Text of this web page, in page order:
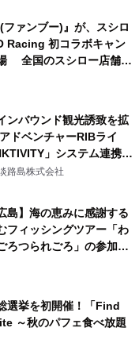
ファンブー)』が、スシロ
Racing 初コラボキャン
全国のスシロー店舗で
ミニカー)付き
開されます
ンバウンド観光誘致を拡
ドベンチャーRIBライ
」システム連携を
路島株式会社
島】海の恵みに感謝する
フィッシングツアー「わ
ろつられごろ」の参加小
選挙を初開催！「Find
～秋のパフェ食べ放題